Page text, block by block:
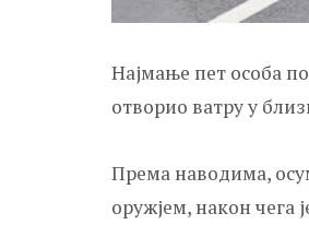
Најмање пет особа
отворио ватру у
Према наводима,
оружјем, након чега